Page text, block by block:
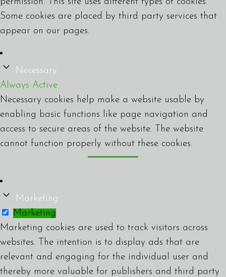
Some cookies are placed by third party services that
appear on our pages.
Necessary
Always Active
Necessary cookies help make a website usable by
enabling basic functions like page navigation and
access to secure areas of the website. The website
cannot function properly without these cookies.
Marketing
Marketing
Marketing cookies are used to track visitors across
websites. The intention is to display ads that are
relevant and engaging for the individual user and
thereby more valuable for publishers and third party